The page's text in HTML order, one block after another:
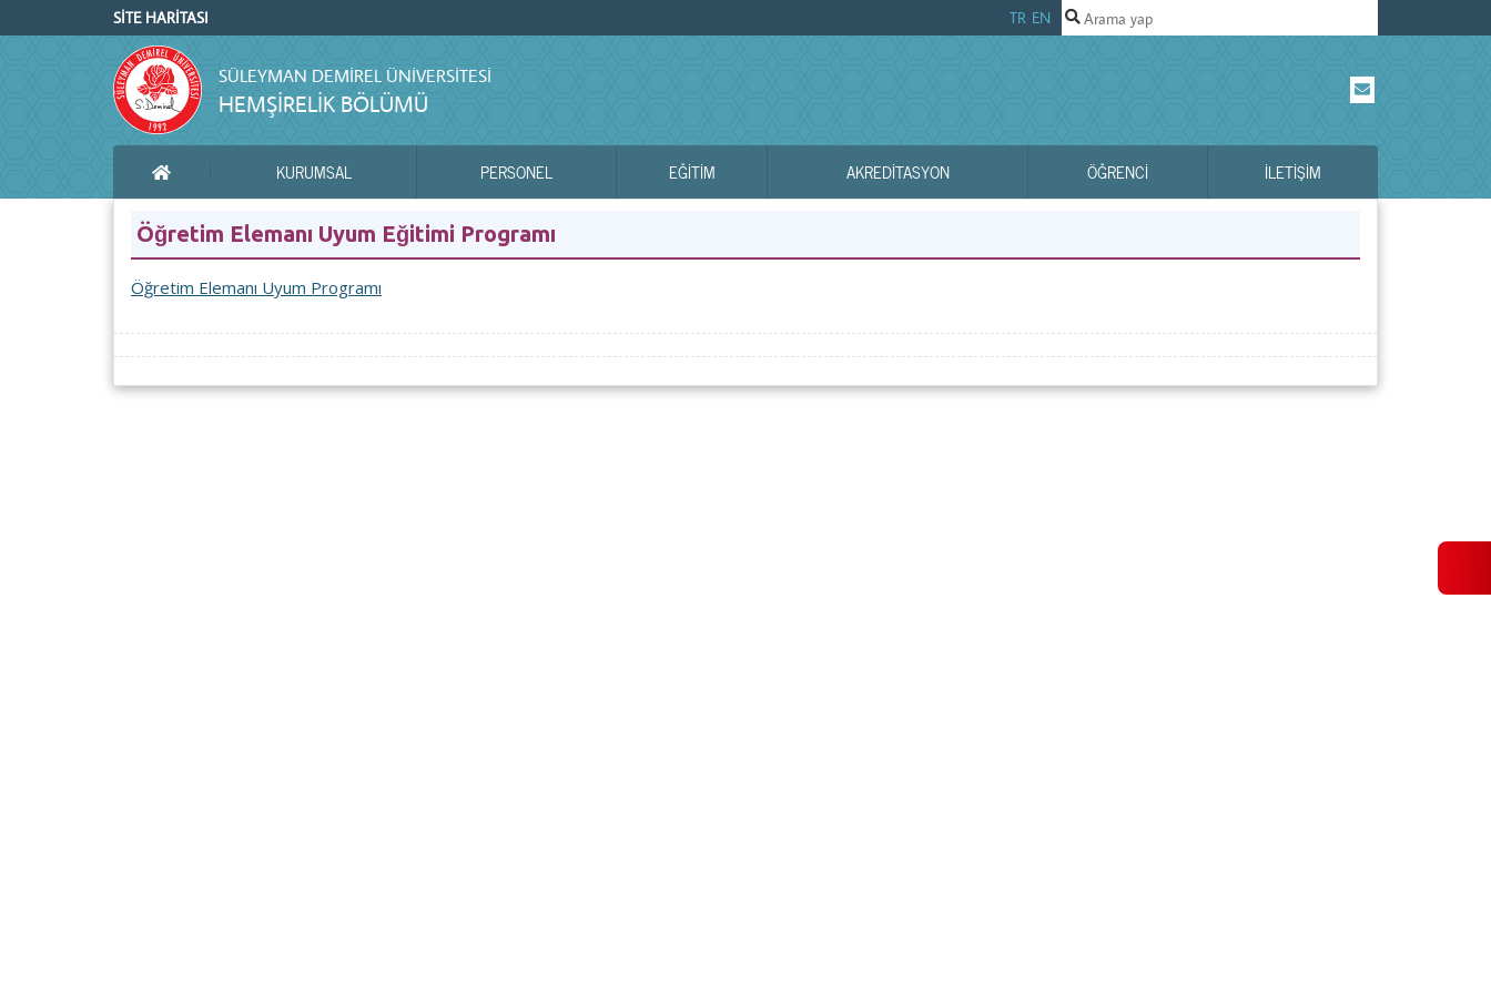
SİTE HARİTASI TR EN
SÜLEYMAN DEMIREL ÜNIVERSITESI
HEMŞİRELİK BÖLÜMÜ
KURUMSAL PERSONEL EĞİTİM AKREDITASYON ÖĞRENCI İLETIŞIM
Öğretim Elemanı Uyum Eğitimi Programı
Öğretim Elemanı Uyum Programı